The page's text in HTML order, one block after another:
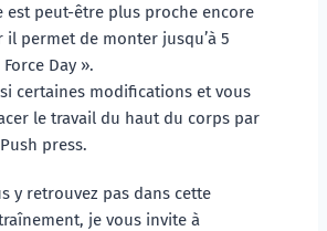
est peut-être plus proche encore
il permet de monter jusqu’à 5
Day ».
certaines modifications et vous
le travail du haut du corps par
press.
y retrouvez pas dans cette
je vous invite à